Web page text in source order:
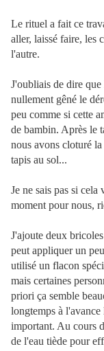
Le rituel a fait ce
aller, laissé faire, les
l'autre.
J'oubliais de dire
nullement gêné le
peu comme si cette
de bambin. Après le
nous avons cloturé
tapis au sol...
Je ne sais pas si
moment pour nous,
J'ajoute deux
peut appliquer un
utilisé un flacon
mais certaines
priori ça semble
longtemps à l'avance
important. Au cours
de l'eau tiède pour